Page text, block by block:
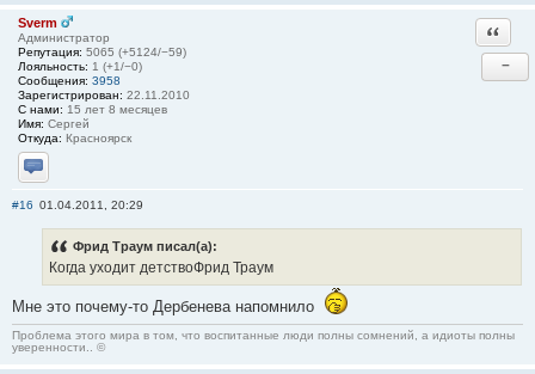
Sverm
Администратор
Репутация: 5065 (+5124/−59)
Лояльность: 1 (+1/−0)
Сообщения: 3958
Зарегистрирован: 22.11.2010
С нами: 15 лет 8 месяцев
Имя: Сергей
Откуда: Красноярск
Отправить личное сообщение
−
#16 01.04.2011, 20:29
Фрид Траум писал(а):
Когда уходит детствоФрид Траум
Мне это почему-то Дербенева напомнило
Проблема этого мира в том, что воспитанные люди полны сомнений, а идиоты полны
уверенности.. ©